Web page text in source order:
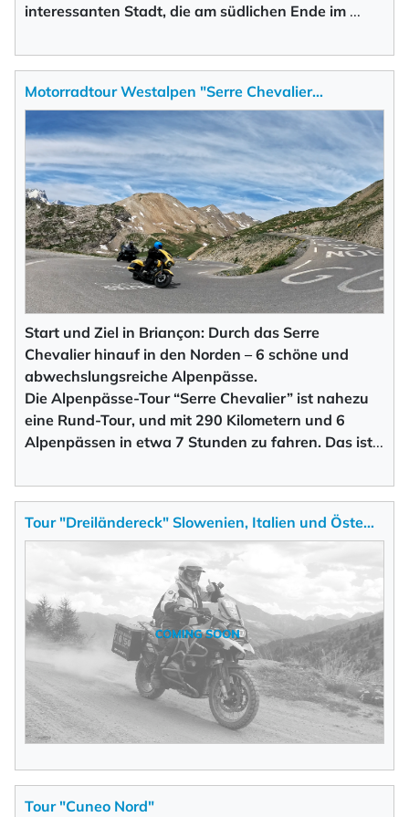
interessanten Stadt, die am südlichen Ende im ...
Motorradtour Westalpen "Serre Chevalier…
Start und Ziel in Briançon: Durch das Serre
Chevalier hinauf in den Norden – 6 schöne und
abwechslungsreiche Alpenpässe.
Die Alpenpässe-Tour “Serre Chevalier” ist nahezu
eine Rund-Tour, und mit 290 Kilometern und 6
Alpenpässen in etwa 7 Stunden zu fahren. Das ist...
Tour "Dreiländereck" Slowenien, Italien und Öste…
Tour "Cuneo Nord"